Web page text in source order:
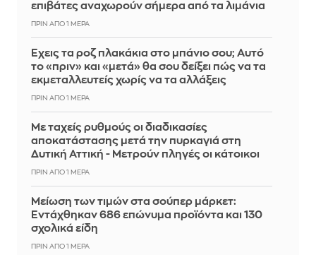
επιβάτες αναχωρούν σήμερα από τα λιμάνια
ΠΡΙΝ ΑΠΌ 1 ΜΈΡΑ
Έχεις τα ροζ πλακάκια στο μπάνιο σου; Αυτό
το «πριν» και «μετά» θα σου δείξει πώς να τα
εκμεταλλευτείς χωρίς να τα αλλάξεις
ΠΡΙΝ ΑΠΌ 1 ΜΈΡΑ
Με ταχείς ρυθμούς οι διαδικασίες
αποκατάστασης μετά την πυρκαγιά στη
Δυτική Αττική - Μετρούν πληγές οι κάτοικοι
ΠΡΙΝ ΑΠΌ 1 ΜΈΡΑ
Μείωση των τιμών στα σούπερ μάρκετ:
Εντάχθηκαν 686 επώνυμα προϊόντα και 130
σχολικά είδη
ΠΡΙΝ ΑΠΌ 1 ΜΈΡΑ